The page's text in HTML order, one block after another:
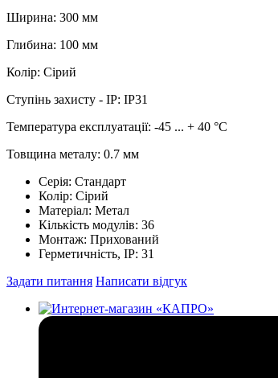
Ширина: 300 мм
Глибина: 100 мм
Колір: Сірий
Ступінь захисту - IP: IP31
Температура експлуатації: -45 ... + 40 °C
Товщина металу: 0.7 мм
Серія: Стандарт
Колір: Сірий
Матеріал: Метал
Кількість модулів: 36
Монтаж: Прихований
Герметичність, IP: 31
Задати питання Написати відгук